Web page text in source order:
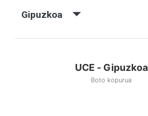
Gipuzkoa
UCE - Gipuzkoa
Boto kopurua